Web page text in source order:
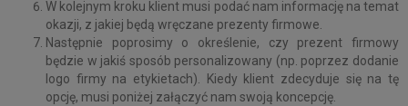
W kolejnym kroku klient musi podać nam informację na temat
okazji, z jakiej będą wręczane prezenty firmowe.
Następnie poprosimy o określenie, czy prezent firmowy
będzie w jakiś sposób personalizowany (np. poprzez dodanie
logo firmy na etykietach). Kiedy klient zdecyduje się na tę
opcję, musi poniżej załączyć nam swoją koncepcję.